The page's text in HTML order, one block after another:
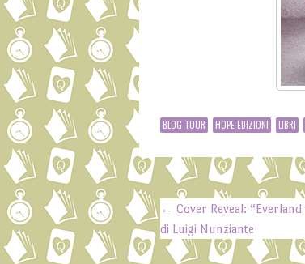
BLOG TOUR HOPE EDIZIONI LIBRI
Post
← Cover Reveal:
di Luigi Nunziante